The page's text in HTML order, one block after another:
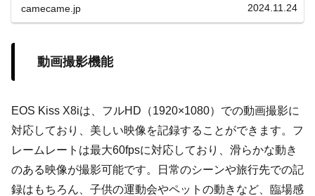
camecame.jp 2024.11.24
動画撮影機能
EOS Kiss X8iは、フルHD（1920×1080）での動画撮影に
対応しており、美しい映像を記録することができます。フ
レームレートは最大60fpsに対応しており、滑らかな動き
のある映像が撮影可能です。日常のシーンや旅行先での記
録はもちろん、子供の運動会やペットの動きなど、臨場感